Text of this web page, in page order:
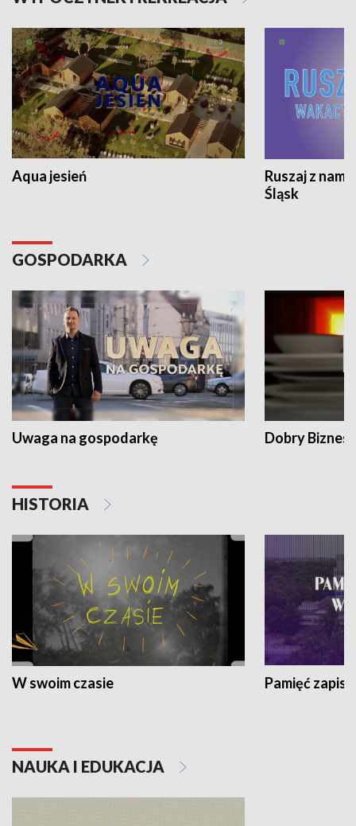
Aqua jesień
Ruszaj z
Śląsk
GOSPODARKA
Uwaga na gospodarkę Dobry Biznes
HISTORIA
W swoim czasie Pamięć
NAUKA I EDUKACJA